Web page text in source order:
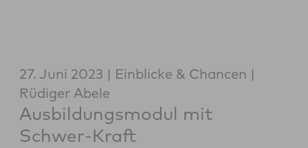
27. Juni 2023
Einblicke & Chancen
Rüdiger Abele
Ausbildungsmodul mit
Schwer-Kraft